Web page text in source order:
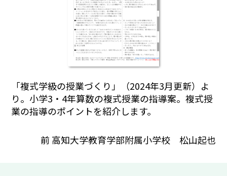
「複式学級の授業づくり」（2024年3月更新）よ
り。小学3・4年算数の複式授業の指導案。複式授
業の指導のポイントを紹介します。
前 高知大学教育学部附属小学校 松山起也